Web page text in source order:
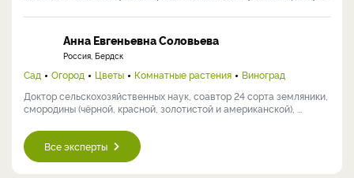
Анна Евгеньевна Соловьева
Россия, Бердск
Сад Огород Цветы Комнатные растения
Виноград
Доктор сельскохозяйственных наук, соавтор 24 сорта земляники,
смородины (чёрной, красной, золотистой и американской), ...
Все эксперты